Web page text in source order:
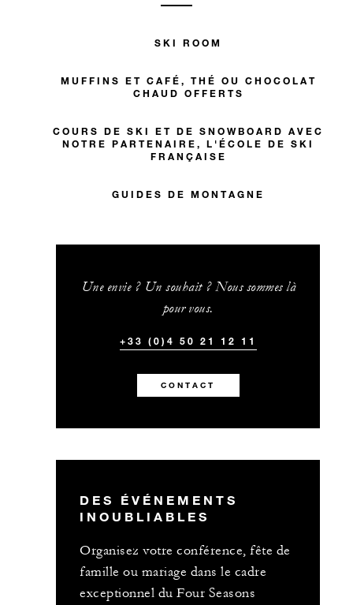
SKI ROOM
MUFFINS ET CAFÉ, THÉ OU CHOCOLAT
CHAUD OFFERTS
COURS DE SKI ET DE SNOWBOARD AVEC
NOTRE PARTENAIRE, L'ÉCOLE DE SKI
FRANÇAISE
GUIDES DE MONTAGNE
Une envie ? Un souhait ? Nous sommes là
pour vous.
+33 (0)4 50 21 12 11
CONTACT
DES ÉVÉNEMENTS
INOUBLIABLES
Organisez votre conférence, fête de
famille ou mariage dans le cadre
exceptionnel du Four Seasons